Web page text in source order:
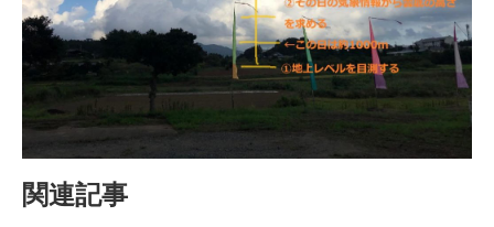
関連記事